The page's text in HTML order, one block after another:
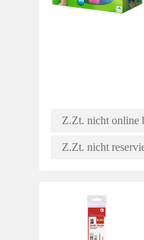
Z.Zt. nicht online
Z.Zt. nicht